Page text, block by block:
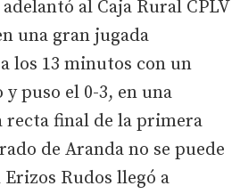
al Caja Rural CPLV
una gran jugada
los 13 minutos con un
puso el 0-3, en una
recta final de la primera
de Aranda no se puede
Rudos llegó a